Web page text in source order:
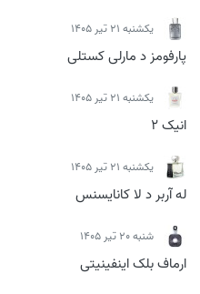
يكشنبه 21 تیر 1405
پارفومز د مارلی کستلی
يكشنبه 21 تیر 1405
انیک 2
يكشنبه 21 تیر 1405
له آربر د لا کانایسنس
شنبه 20 تیر 1405
ارماف بلک اینفینیتی